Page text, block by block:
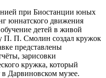
при Биостанции юных
юннатского движения
детей в живой
П. Смолин создал кружок
представлены
зарисовки
кружка, который
в Дарвиновском музее.